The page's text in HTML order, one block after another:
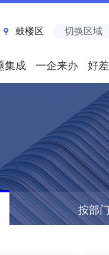
鼓楼区 切换区域
集成 一企来办 好
按部